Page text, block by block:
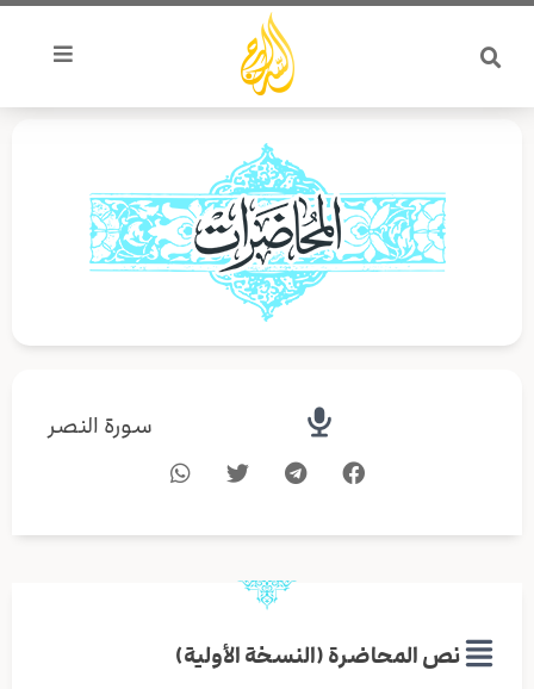
تخطي
المحتوى
سورة النصر
نص المحاضرة (النسخة الأولية)